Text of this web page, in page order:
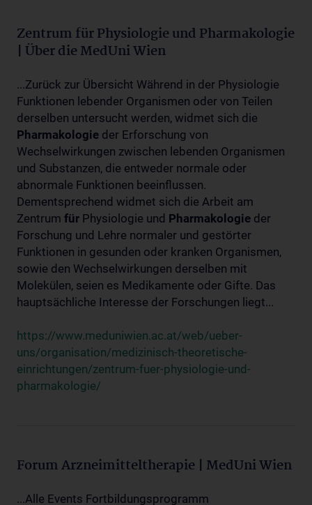
Zentrum für Physiologie und Pharmakologie
| Über die MedUni Wien
...Zurück zur Übersicht Während in der Physiologie
Funktionen lebender Organismen oder von Teilen
derselben untersucht werden, widmet sich die
Pharmakologie der Erforschung von
Wechselwirkungen zwischen lebenden Organismen
und Substanzen, die entweder normale oder
abnormale Funktionen beeinflussen.
Dementsprechend widmet sich die Arbeit am
Zentrum für Physiologie und Pharmakologie der
Forschung und Lehre normaler und gestörter
Funktionen in gesunden oder kranken Organismen,
sowie den Wechselwirkungen derselben mit
Molekülen, seien es Medikamente oder Gifte. Das
hauptsächliche Interesse der Forschungen liegt...
https://www.meduniwien.ac.at/web/ueber-
uns/organisation/medizinisch-theoretische-
einrichtungen/zentrum-fuer-physiologie-und-
pharmakologie/
Forum Arzneimitteltherapie | MedUni Wien
...Alle Events Fortbildungsprogramm